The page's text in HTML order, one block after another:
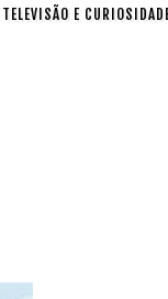
E